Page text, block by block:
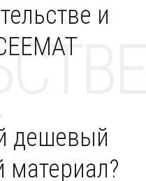
и
дешевый
материал?